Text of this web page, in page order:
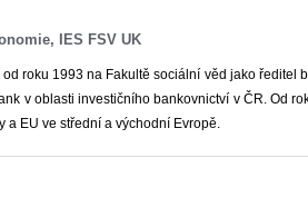
IES FSV UK
roku 1993 na Fakultě sociální věd jako
v oblasti investičního bankovnictví v ČR. Od
EU ve střední a východní Evropě.